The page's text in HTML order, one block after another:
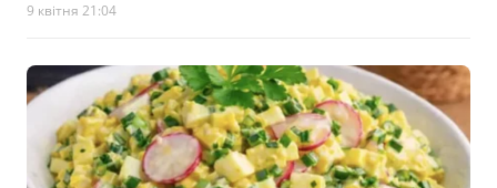
9 квітня 21:04